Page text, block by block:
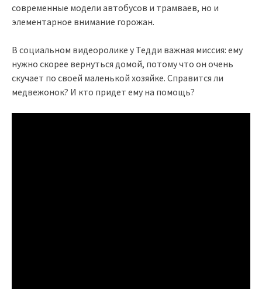
современные модели автобусов и трамваев, но и
элементарное внимание горожан.
В социальном видеоролике у Тедди важная миссия: ему
нужно скорее вернуться домой, потому что он очень
скучает по своей маленькой хозяйке. Справится ли
медвежонок? И кто придет ему на помощь?